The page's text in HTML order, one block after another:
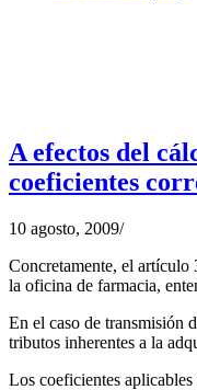
A efectos del
coeficientes
10 agosto, 2009/
Concretamente, el artículo
la oficina de farmacia,
En el caso de transmisión
tributos inherentes a la
Los coeficientes